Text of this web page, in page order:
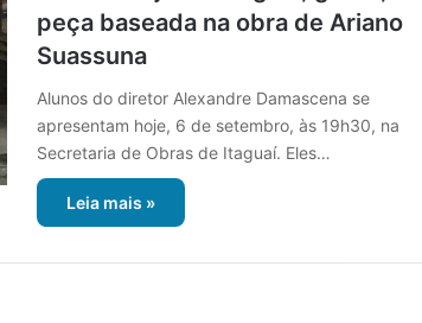
peça baseada na obra de Ariano
Suassuna
Alunos do diretor Alexandre Damascena se
apresentam hoje, 6 de setembro, às 19h30, na
Secretaria de Obras de Itaguaí. Eles…
Leia mais »